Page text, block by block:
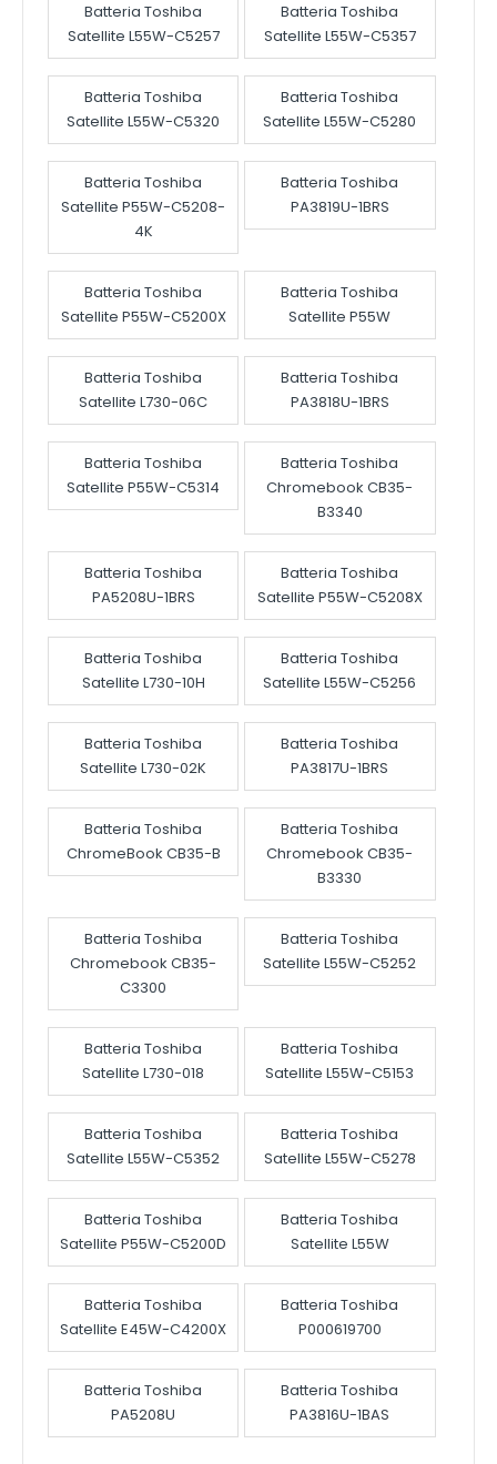
Batteria Toshiba
Satellite L55W-C5257
Batteria Toshiba
Satellite L55W-C5357
Batteria Toshiba
Satellite L55W-C5320
Batteria Toshiba
Satellite L55W-C5280
Batteria Toshiba
Satellite P55W-C5208-
4K
Batteria Toshiba
PA3819U-1BRS
Batteria Toshiba
Satellite P55W-C5200X
Batteria Toshiba
Satellite P55W
Batteria Toshiba
Satellite L730-06C
Batteria Toshiba
PA3818U-1BRS
Batteria Toshiba
Satellite P55W-C5314
Batteria Toshiba
Chromebook CB35-
B3340
Batteria Toshiba
PA5208U-1BRS
Batteria Toshiba
Satellite P55W-C5208X
Batteria Toshiba
Satellite L730-10H
Batteria Toshiba
Satellite L55W-C5256
Batteria Toshiba
Satellite L730-02K
Batteria Toshiba
PA3817U-1BRS
Batteria Toshiba
ChromeBook CB35-B
Batteria Toshiba
Chromebook CB35-
B3330
Batteria Toshiba
Chromebook CB35-
C3300
Batteria Toshiba
Satellite L55W-C5252
Batteria Toshiba
Satellite L730-018
Batteria Toshiba
Satellite L55W-C5153
Batteria Toshiba
Satellite L55W-C5352
Batteria Toshiba
Satellite L55W-C5278
Batteria Toshiba
Satellite P55W-C5200D
Batteria Toshiba
Satellite L55W
Batteria Toshiba
Satellite E45W-C4200X
Batteria Toshiba
P000619700
Batteria Toshiba
PA5208U
Batteria Toshiba
PA3816U-1BAS